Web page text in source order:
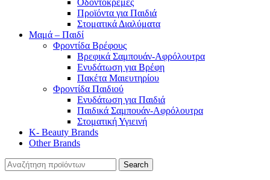
Οδοντόκρεμες
Προϊόντα για Παιδιά
Στοματικά Διαλύματα
Μαμά – Παιδί
Φροντίδα Βρέφους
Βρεφικά Σαμπουάν-Αφρόλουτρα
Ενυδάτωση για Βρέφη
Πακέτα Μαιευτηρίου
Φροντίδα Παιδιού
Ενυδάτωση για Παιδιά
Παιδικά Σαμπουάν-Αφρόλουτρα
Στοματική Υγιεινή
K- Beauty Brands
Other Brands
Search